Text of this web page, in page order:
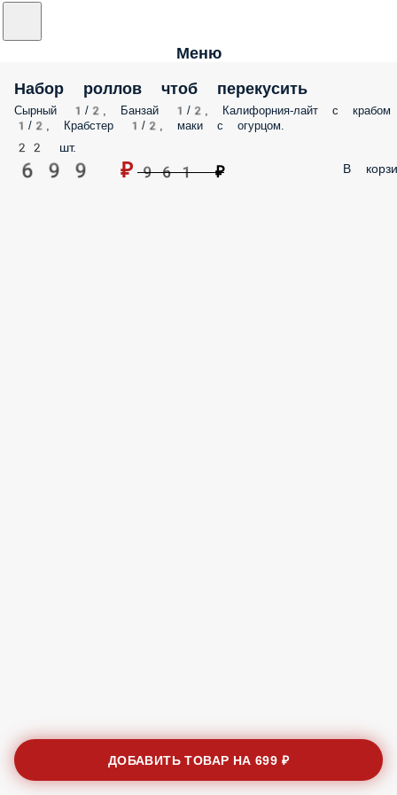
Меню
Набор роллов чтоб перекусить
Сырный 1/2, Банзай 1/2, Калифорния-лайт с крабом
1/2, Крабстер 1/2, маки с огурцом.
22 шт.
699 ₽ 961 ₽ В
ДОБАВИТЬ ТОВАР НА699 ₽